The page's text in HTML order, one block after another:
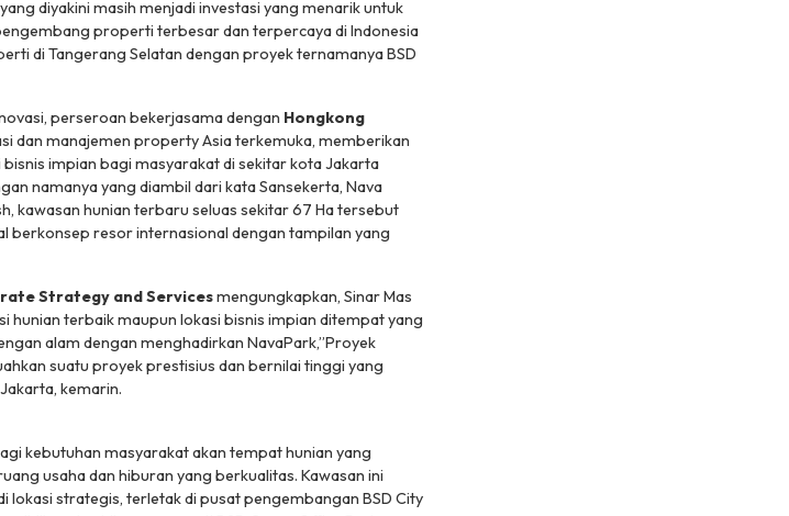
diyakini masih menjadi investasi yang menarik untuk
properti terbesar dan terpercaya di Indonesia
di Tangerang Selatan dengan proyek ternamanya BSD
perseroan bekerjasama dengan Hongkong
dan manajemen property Asia terkemuka, memberikan
impian bagi masyarakat di sekitar kota Jakarta
namanya yang diambil dari kata Sansekerta, Nava
kawasan hunian terbaru seluas sekitar 67 Ha tersebut
berkonsep resor internasional dengan tampilan yang
Strategy and Servicesmengungkapkan, Sinar Mas
hunian terbaik maupun lokasi bisnis impian ditempat yang
alam dengan menghadirkan NavaPark,”Proyek
suatu proyek prestisius dan bernilai tinggi yang
kemarin.
kebutuhan masyarakat akan tempat hunian yang
usaha dan hiburan yang berkualitas. Kawasan ini
lokasi strategis, terletak di pusat pengembangan BSD City